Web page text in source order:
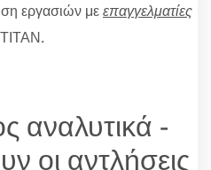
εργασιών μεεπαγγελματίες
αναλυτικά -
οι αντλήσεις